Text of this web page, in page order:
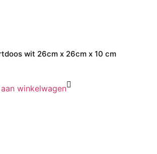
wit 26cm x 26cm x 10 cm
winkelwagen